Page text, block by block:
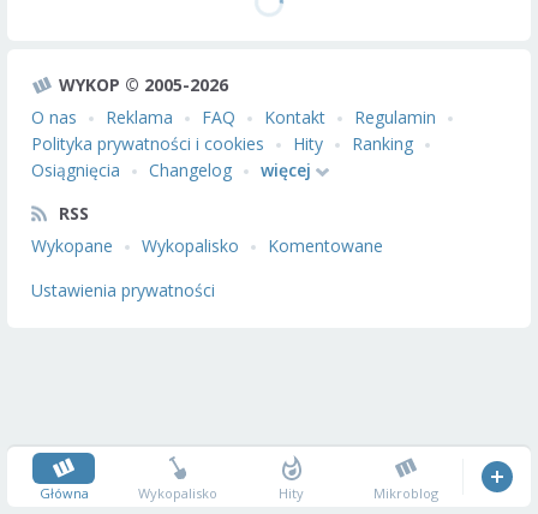
WYKOP © 2005-2026
O nas
Reklama FAQ Kontakt
Regulamin
Polityka prywatności i cookies
Hity
Ranking
Osiągnięcia
Changelog
więcej
RSS
Wykopane
Wykopalisko
Komentowane
Ustawienia prywatności
Główna Wykopalisko Hity Mikroblog